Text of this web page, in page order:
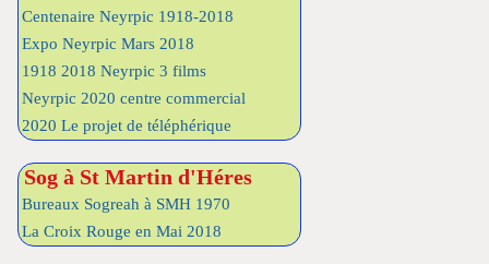
Centenaire Neyrpic 1918-2018
Expo Neyrpic Mars 2018
1918 2018 Neyrpic 3 films
Neyrpic 2020 centre commercial
2020 Le projet de téléphérique
Sog à St Martin d'Héres
Bureaux Sogreah à SMH 1970
La Croix Rouge en Mai 2018